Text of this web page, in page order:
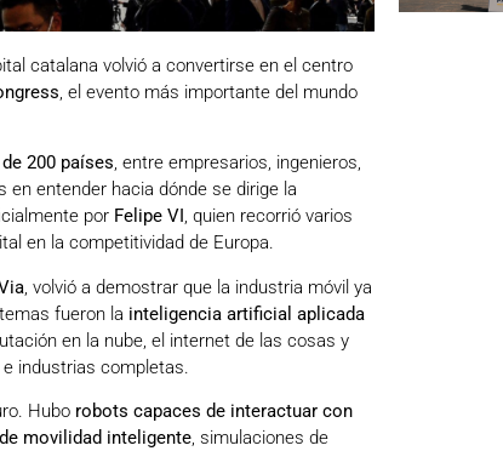
catalana volvió a convertirse en el centro
, el evento más importante del mundo
200 países, entre empresarios, ingenieros,
entender hacia dónde se dirige la
por Felipe VI, quien recorrió varios
en la competitividad de Europa.
, volvió a demostrar que la industria móvil ya
fueron la inteligencia artificial aplicada
en la nube, el internet de las cosas y
industrias completas.
Hubo robots capaces de interactuar con
movilidad inteligente, simulaciones de